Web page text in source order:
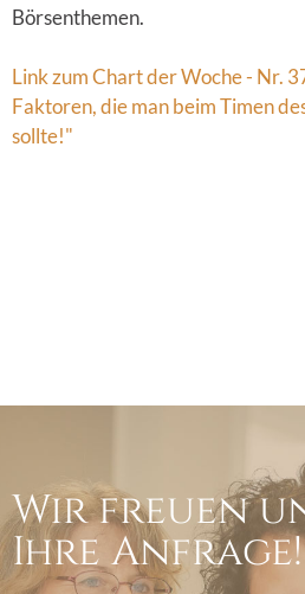
Börsenthemen.
Link zum Chart der Woche - Nr.
Faktoren, die man beim Timen
sollte!"
Wir freuen
Ihre Anfrage!